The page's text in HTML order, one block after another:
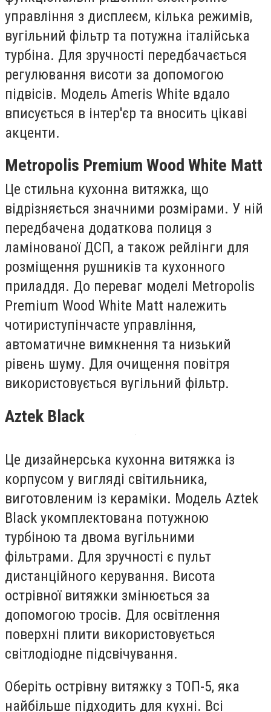
управління з дисплеєм, кілька режимів,
вугільний фільтр та потужна італійська
турбіна. Для зручності передбачається
регулювання висоти за допомогою
підвісів. Модель Ameris White вдало
вписується в інтер'єр та вносить цікаві
акценти.
Metropolis Premium Wood White Matt
Це стильна кухонна витяжка, що
відрізняється значними розмірами. У ній
передбачена додаткова полиця з
ламінованої ДСП, а також рейлінги для
розміщення рушників та кухонного
приладдя. До переваг моделі Metropolis
Premium Wood White Matt належить
чотириступінчасте управління,
автоматичне вимкнення та низький
рівень шуму. Для очищення повітря
використовується вугільний фільтр.
Aztek Black
Це дизайнерська кухонна витяжка із
корпусом у вигляді світильника,
виготовленим із кераміки. Модель Aztek
Black укомплектована потужною
турбіною та двома вугільними
фільтрами. Для зручності є пульт
дистанційного керування. Висота
острівної витяжки змінюється за
допомогою тросів. Для освітлення
поверхні плити використовується
світлодіодне підсвічування.
Оберіть острівну витяжку з ТОП-5, яка
найбільше підходить для кухні. Всі